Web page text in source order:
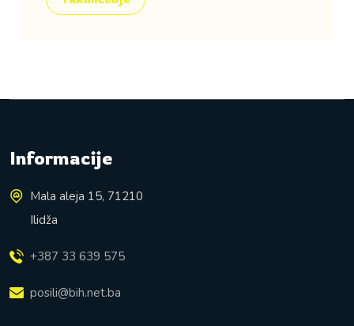
Informacije
Mala aleja 15, 71210
Ilidža
+387 33 639 575
posili@bih.net.ba